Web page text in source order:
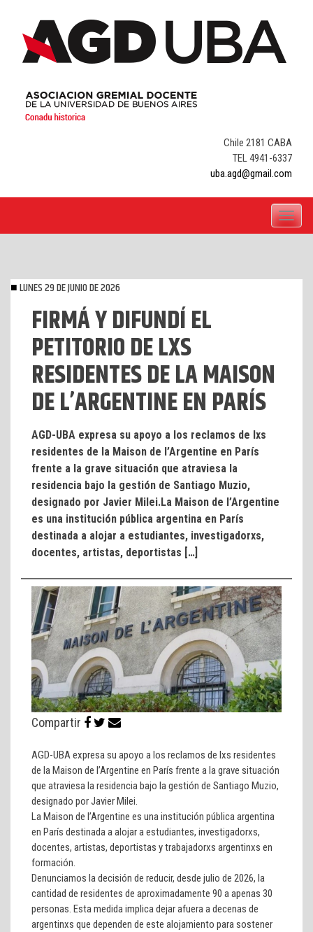
content
Chile 2181 CABA
TEL 4941-6337
uba.agd@gmail.com
Toggle
LUNES 29 DE JUNIO DE 2026
FIRMÁ Y DIFUNDÍ EL
PETITORIO DE LXS
RESIDENTES DE LA MAISON
DE L’ARGENTINE EN PARÍS
AGD-UBA expresa su apoyo a los reclamos de lxs
residentes de la Maison de l’Argentine en París
frente a la grave situación que atraviesa la
residencia bajo la gestión de Santiago Muzio,
designado por Javier Milei.La Maison de l’Argentine
es una institución pública argentina en París
destinada a alojar a estudiantes, investigadorxs,
docentes, artistas, deportistas […]
Compartir
AGD-UBA expresa su apoyo a los reclamos de lxs residentes
de la Maison de l’Argentine en París frente a la grave situación
que atraviesa la residencia bajo la gestión de Santiago Muzio,
designado por Javier Milei.
La Maison de l’Argentine es una institución pública argentina
en París destinada a alojar a estudiantes, investigadorxs,
docentes, artistas, deportistas y trabajadorxs argentinxs en
formación.
Denunciamos la decisión de reducir, desde julio de 2026, la
cantidad de residentes de aproximadamente 90 a apenas 30
personas. Esta medida implica dejar afuera a decenas de
argentinxs que dependen de este alojamiento para sostener